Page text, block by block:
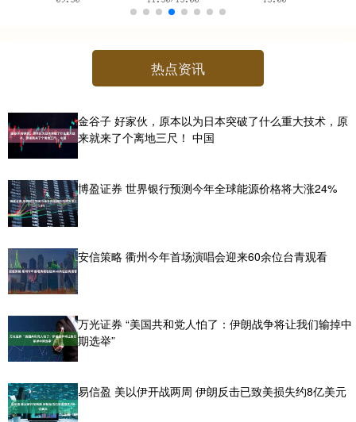
热点资讯
金谷子 好家伙，原本以为日本突破了什么重大技术，原
来就来了个离地三尺！ 中国
博盈证券 世界银行预测今年全球能源价格将大涨24%
安信策略 衢州今年首场演唱会迎来60余位台青观看
万光证券 “美国共和党人怕了：伊朗战争将让我们输掉中
期选举”
易信盈 美以伊开战两周 伊朗反击已致美损失约8亿美元